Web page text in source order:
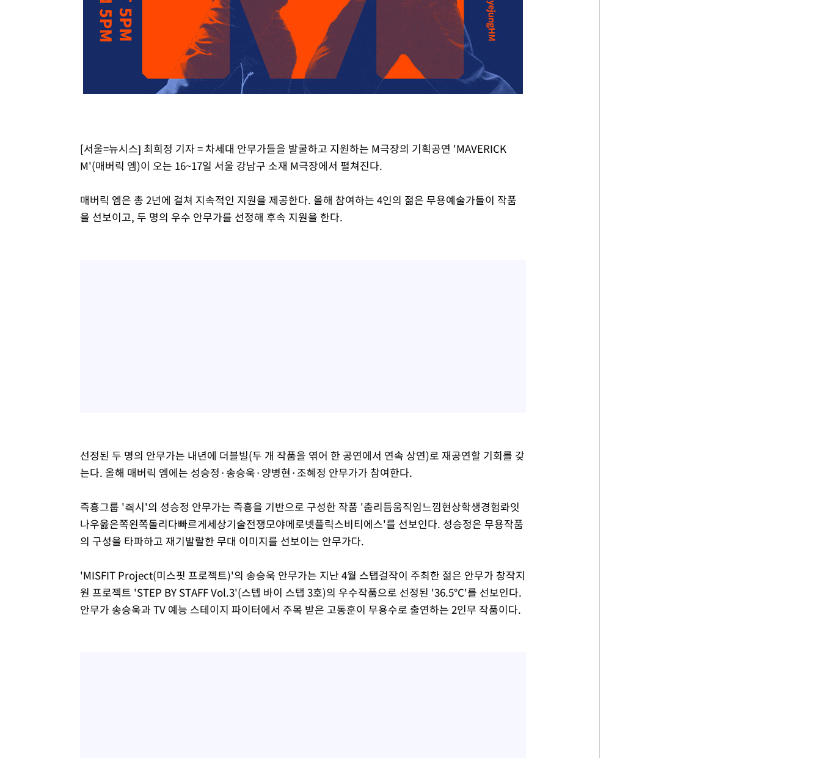
[서울=뉴시스] 최희정 기자 = 차세대 안무가들을 발굴하고 지원하는 M극장의 기획공연 'MAVERICK
M'(매버릭 엠)이 오는 16~17일 서울 강남구 소재 M극장에서 펼쳐진다.
매버릭 엠은 총 2년에 걸쳐 지속적인 지원을 제공한다. 올해 참여하는 4인의 젊은 무용예술가들이 작품
을 선보이고, 두 명의 우수 안무가를 선정해 후속 지원을 한다.
선정된 두 명의 안무가는 내년에 더블빌(두 개 작품을 엮어 한 공연에서 연속 상연)로 재공연할 기회를 갖
는다. 올해 매버릭 엠에는 성승정·송승욱·양병현·조혜정 안무가가 참여한다.
즉흥그룹 '즥시'의 성승정 안무가는 즉흥을 기반으로 구성한 작품 '춤리듬움직임느낌현상학생경험롸잇
나우옳은쪽왼쪽돌리다빠르게세상기술전쟁모야메로넷플릭스비티에스'를 선보인다. 성승정은 무용작품
의 구성을 타파하고 재기발랄한 무대 이미지를 선보이는 안무가다.
'MISFIT Project(미스핏 프로젝트)'의 송승욱 안무가는 지난 4월 스탭걸작이 주최한 젊은 안무가 창작지
원 프로젝트 'STEP BY STAFF Vol.3'(스텝 바이 스탭 3호)의 우수작품으로 선정된 '36.5℃'를 선보인다.
안무가 송승욱과 TV 예능 스테이지 파이터에서 주목 받은 고동훈이 무용수로 출연하는 2인무 작품이다.